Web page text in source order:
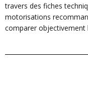
travers des fiches
motorisations
comparer objectivement